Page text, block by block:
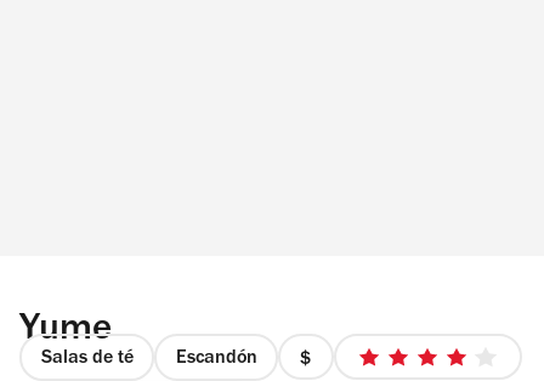
Yume
Salas de té Escandón
precio
4